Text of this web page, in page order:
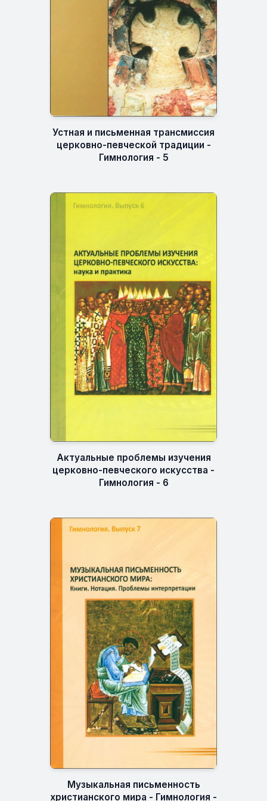
Устная и письменная трансмиссия
церковно-певческой традиции -
Гимнология - 5
Актуальные проблемы изучения
церковно-певческого искусства -
Гимнология - 6
Музыкальная письменность
христианского мира - Гимнология -